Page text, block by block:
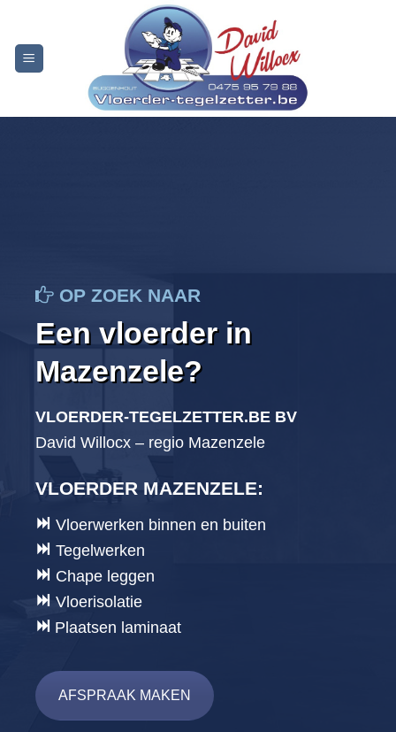
content
OP ZOEK NAAR
Een vloerder in
Mazenzele?
VLOERDER-TEGELZETTER.BE BV
David Willocx – regio Mazenzele
VLOERDER MAZENZELE:
Vloerwerken binnen en buiten
Tegelwerken
Chape leggen
Vloerisolatie
Plaatsen laminaat
AFSPRAAK MAKEN